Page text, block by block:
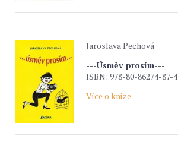
Jaroslava Pechová
---Úsměv prosím---
ISBN: 978-80-86274-87-4
Více o knize